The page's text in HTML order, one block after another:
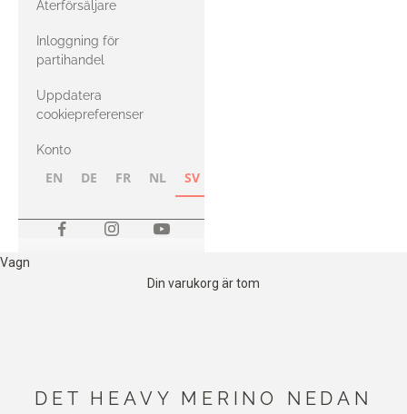
med Heavy
Merino
Återförsäljare
Inloggning för
partihandel
Uppdatera
cookiepreferenser
Konto
EN DE FR NL SV
Vagn
Din varukorg är tom
DET HEAVY MERINO NEDAN